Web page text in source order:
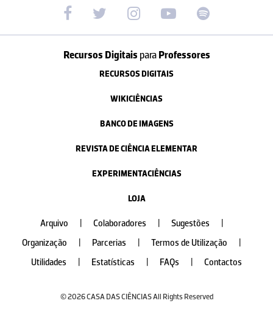
Recursos Digitais paraProfessores
RECURSOS DIGITAIS
WIKICIÊNCIAS
BANCO DE IMAGENS
REVISTA DE CIÊNCIA ELEMENTAR
EXPERIMENTACIÊNCIAS
LOJA
Arquivo Colaboradores Sugestões
Organização
Parcerias Termos de Utilização
Utilidades
Estatísticas FAQs Contactos
© 2026 CASA DAS CIÊNCIAS All Rights Reserved